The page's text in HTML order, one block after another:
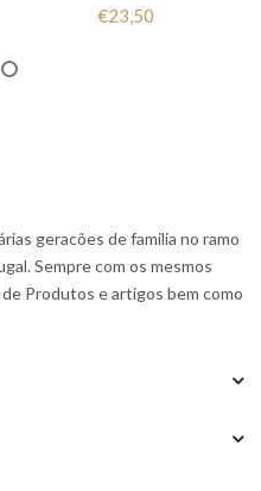
€23,50
geracões de familia no ramo
Sempre com os mesmos
Produtos e artigos bem como